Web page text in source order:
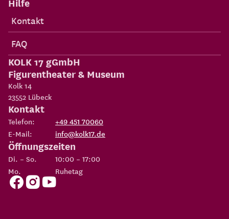
Kontakt
FAQ
KOLK 17 gGmbH
Figurentheater & Museum
Kolk 14
23552 Lübeck
Kontakt
Telefon:
+49 451 70060
E-Mail:
info@kolk17.de
Öffnungszeiten
Di. – So.
10:00 – 17:00
Mo.
Ruhetag